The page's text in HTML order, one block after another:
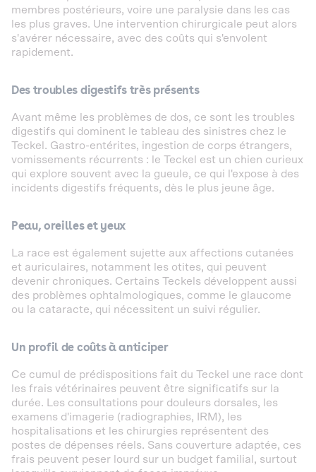
membres postérieurs, voire une paralysie dans les cas
les plus graves. Une intervention chirurgicale peut alors
s'avérer nécessaire, avec des coûts qui s'envolent
rapidement.
Des troubles digestifs très présents
Avant même les problèmes de dos, ce sont les troubles
digestifs qui dominent le tableau des sinistres chez le
Teckel. Gastro-entérites, ingestion de corps étrangers,
vomissements récurrents : le Teckel est un chien curieux
qui explore souvent avec la gueule, ce qui l'expose à des
incidents digestifs fréquents, dès le plus jeune âge.
Peau, oreilles et yeux
La race est également sujette aux affections cutanées
et auriculaires, notamment les otites, qui peuvent
devenir chroniques. Certains Teckels développent aussi
des problèmes ophtalmologiques, comme le glaucome
ou la cataracte, qui nécessitent un suivi régulier.
Un profil de coûts à anticiper
Ce cumul de prédispositions fait du Teckel une race dont
les frais vétérinaires peuvent être significatifs sur la
durée. Les consultations pour douleurs dorsales, les
examens d'imagerie (radiographies, IRM), les
hospitalisations et les chirurgies représentent des
postes de dépenses réels. Sans couverture adaptée, ces
frais peuvent peser lourd sur un budget familial, surtout